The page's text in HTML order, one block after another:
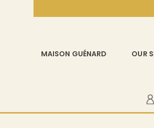
MAISON GUÉNARD OUR